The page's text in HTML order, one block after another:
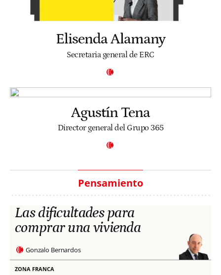
Elisenda Alamany
Secretaria general de ERC
Agustín Tena
Director general del Grupo 365
Pensamiento
Las dificultades para
comprar una vivienda
Gonzalo Bernardos
ZONA FRANCA